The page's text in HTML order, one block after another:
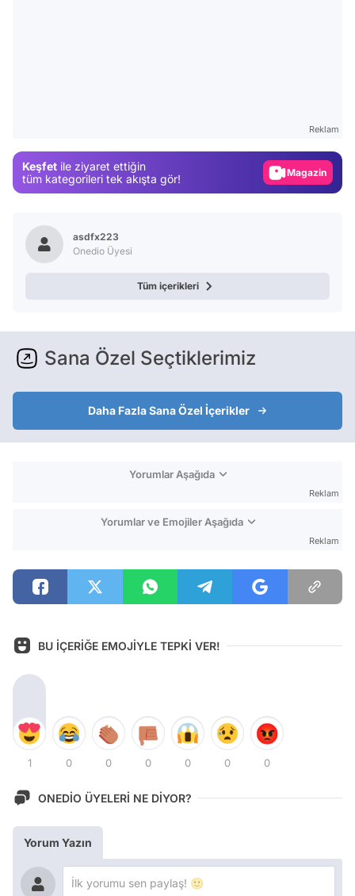
Reklam
Keşfet ile ziyaret ettiğin
tüm kategorileri tek akışta gör!
Magazin
asdfx223
Onedio Üyesi
Tüm içerikleri
Sana Özel Seçtiklerimiz
Daha Fazla Sana Özel İçerikler
Yorumlar Aşağıda
Reklam
Yorumlar ve Emojiler Aşağıda
Reklam
BU İÇERİĞE EMOJİYLE TEPKİ VER!
1 0 0 0 0 0 0
ONEDİO ÜYELERİ NE DİYOR?
Yorum Yazın